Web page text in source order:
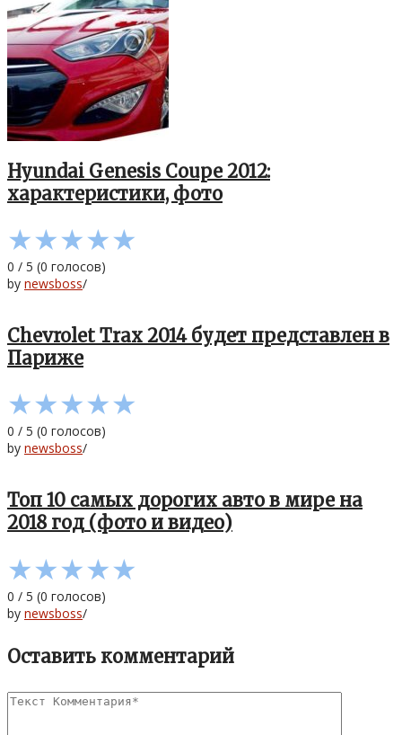
Hyundai Genesis Coupe 2012:
характеристики, фото
★★★★★
0 / 5 (0 голосов)
by newsboss/
Chevrolet Trax 2014 будет представлен в
Париже
★★★★★
0 / 5 (0 голосов)
by newsboss/
Топ 10 самых дорогих авто в мире на
2018 год (фото и видео)
★★★★★
0 / 5 (0 голосов)
by newsboss/
Оставить комментарий